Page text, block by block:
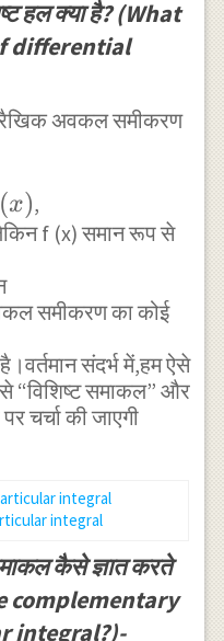
4i
{
{
} { e
}\int
-
} -
1 }{
{ x }{
{ {
{
3 }
\\ =-
}^{
{ x }{
e }^{
{ 4x }
हल क्या है? (What
differential
रैखिक अवकल समीकरण
(x),
f (x) समान रूप से
समीकरण का कोई
संदर्भ में,हम ऐसे
“विशिष्ट समाकल” और
चर्चा की जाएगी
integral
कैसे ज्ञात करते
complementary
integral?)-